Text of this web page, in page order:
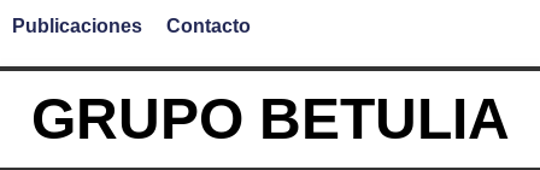
Publicaciones
Contacto
GRUPO BETULIA